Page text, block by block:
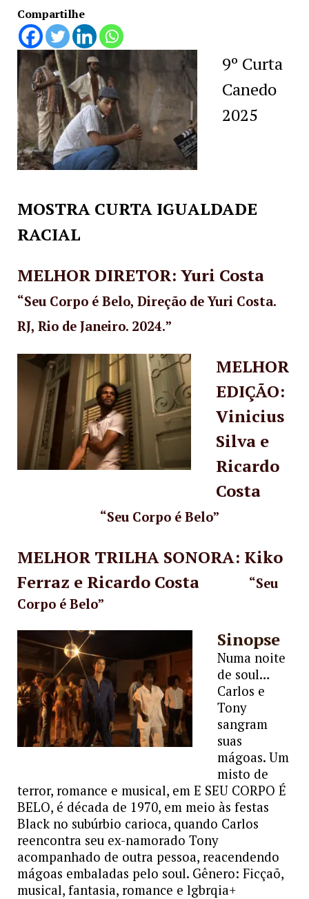
Compartilhe
9º Curta
Canedo
2025
MOSTRA CURTA IGUALDADE
RACIAL
MELHOR DIRETOR: Yuri Costa
“Seu Corpo é Belo, Direção de Yuri Costa.
RJ, Rio de Janeiro. 2024.”
MELHOR
EDIÇÃO:
Vinicius
Silva e
Ricardo
Costa
“Seu Corpo é Belo”
MELHOR TRILHA SONORA: Kiko
Ferraz e Ricardo Costa
“Seu
Corpo é Belo”
Sinopse
Numa noite
de soul…
Carlos e
Tony
sangram
suas
mágoas. Um
misto de
terror, romance e musical, em E SEU CORPO É
BELO, é década de 1970, em meio às festas
Black no subúrbio carioca, quando Carlos
reencontra seu ex-namorado Tony
acompanhado de outra pessoa, reacendendo
mágoas embaladas pelo soul. Gênero: Ficçaõ,
musical, fantasia, romance e lgbrqia+